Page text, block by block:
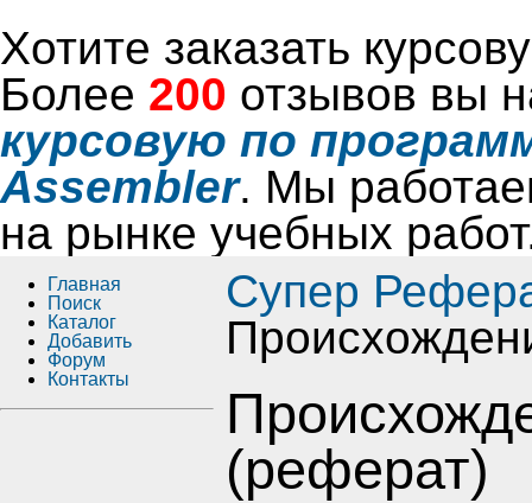
Хотите заказать
Более 200 отзывов вы
курсовую по
Assembler. Мы
на рынке учебных
Супер
(реферат)
Главная
Поиск
Каталог
Добавить
Форум
Контакты